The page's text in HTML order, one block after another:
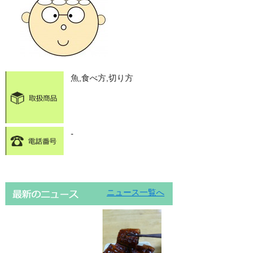
魚,食べ方,切り方
-
ニュース一覧へ